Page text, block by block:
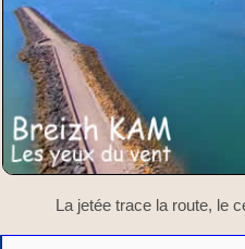
La jetée trace la route, le